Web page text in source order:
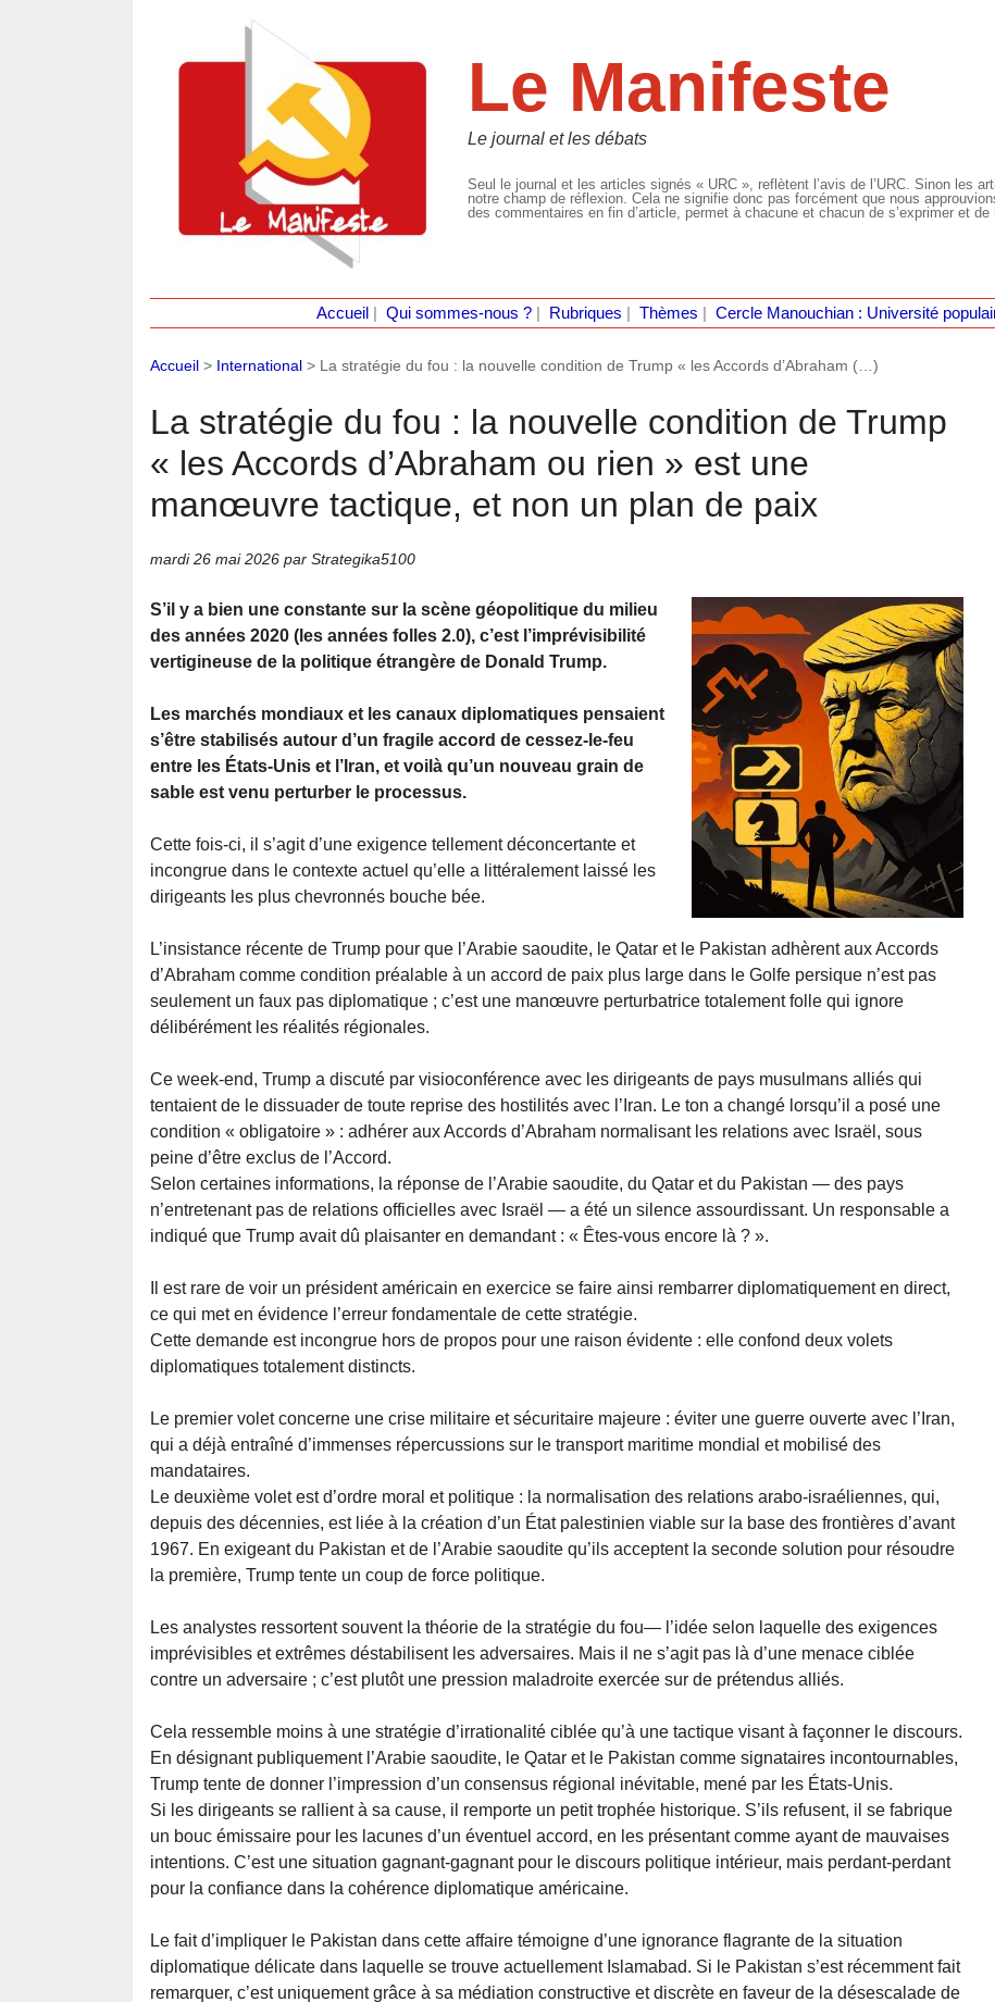
Le Manifeste
Le journal et les débats
Seul le journal et les articles signés « URC », reflètent l’avis de l’URC. Sinon les
notre champ de réflexion. Cela ne signifie donc pas forcément que nous
des commentaires en fin d’article, permet à chacune et chacun de s’exprimer et de
Accueil Qui sommes-nous ?| Rubriques Thèmes Cercle Manouchian : Université
Accueil > International > La stratégie du fou : la nouvelle condition de Trump « les Accords d’Abraham (…)
La stratégie du fou : la nouvelle condition de Trump
« les Accords d’Abraham ou rien » est une
manœuvre tactique, et non un plan de paix
mardi 26 mai 2026 par Strategika5100
S’il y a bien une constante sur la scène géopolitique du milieu
des années 2020 (les années folles 2.0), c’est l’imprévisibilité
vertigineuse de la politique étrangère de Donald Trump.
Les marchés mondiaux et les canaux diplomatiques pensaient
s’être stabilisés autour d’un fragile accord de cessez-le-feu
entre les États-Unis et l’Iran, et voilà qu’un nouveau grain de
sable est venu perturber le processus.
Cette fois-ci, il s’agit d’une exigence tellement déconcertante et
incongrue dans le contexte actuel qu’elle a littéralement laissé les
dirigeants les plus chevronnés bouche bée.
L’insistance récente de Trump pour que l’Arabie saoudite, le Qatar et le Pakistan adhèrent aux Accords
d’Abraham comme condition préalable à un accord de paix plus large dans le Golfe persique n’est pas
seulement un faux pas diplomatique ; c’est une manœuvre perturbatrice totalement folle qui ignore
délibérément les réalités régionales.
Ce week-end, Trump a discuté par visioconférence avec les dirigeants de pays musulmans alliés qui
tentaient de le dissuader de toute reprise des hostilités avec l’Iran. Le ton a changé lorsqu’il a posé une
condition « obligatoire » : adhérer aux Accords d’Abraham normalisant les relations avec Israël, sous
peine d’être exclus de l’Accord.
Selon certaines informations, la réponse de l’Arabie saoudite, du Qatar et du Pakistan — des pays
n’entretenant pas de relations officielles avec Israël — a été un silence assourdissant. Un responsable a
indiqué que Trump avait dû plaisanter en demandant : « Êtes-vous encore là ? ».
Il est rare de voir un président américain en exercice se faire ainsi rembarrer diplomatiquement en direct,
ce qui met en évidence l’erreur fondamentale de cette stratégie.
Cette demande est incongrue hors de propos pour une raison évidente : elle confond deux volets
diplomatiques totalement distincts.
Le premier volet concerne une crise militaire et sécuritaire majeure : éviter une guerre ouverte avec l’Iran,
qui a déjà entraîné d’immenses répercussions sur le transport maritime mondial et mobilisé des
mandataires.
Le deuxième volet est d’ordre moral et politique : la normalisation des relations arabo-israéliennes, qui,
depuis des décennies, est liée à la création d’un État palestinien viable sur la base des frontières d’avant
1967. En exigeant du Pakistan et de l’Arabie saoudite qu’ils acceptent la seconde solution pour résoudre
la première, Trump tente un coup de force politique.
Les analystes ressortent souvent la théorie de la stratégie du fou— l’idée selon laquelle des exigences
imprévisibles et extrêmes déstabilisent les adversaires. Mais il ne s’agit pas là d’une menace ciblée
contre un adversaire ; c’est plutôt une pression maladroite exercée sur de prétendus alliés.
Cela ressemble moins à une stratégie d’irrationalité ciblée qu’à une tactique visant à façonner le discours.
En désignant publiquement l’Arabie saoudite, le Qatar et le Pakistan comme signataires incontournables,
Trump tente de donner l’impression d’un consensus régional inévitable, mené par les États-Unis.
Si les dirigeants se rallient à sa cause, il remporte un petit trophée historique. S’ils refusent, il se fabrique
un bouc émissaire pour les lacunes d’un éventuel accord, en les présentant comme ayant de mauvaises
intentions. C’est une situation gagnant-gagnant pour le discours politique intérieur, mais perdant-perdant
pour la confiance dans la cohérence diplomatique américaine.
Le fait d’impliquer le Pakistan dans cette affaire témoigne d’une ignorance flagrante de la situation
diplomatique délicate dans laquelle se trouve actuellement Islamabad. Si le Pakistan s’est récemment fait
remarquer, c’est uniquement grâce à sa médiation constructive et discrète en faveur de la désescalade de